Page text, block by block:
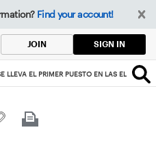
Find your account!
JOIN SIGN IN
LLEVA EL PRIMER PUESTO EN LAS